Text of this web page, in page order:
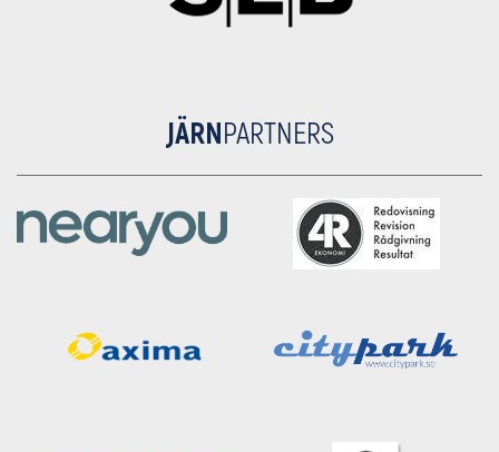
JÄRNPARTNERS